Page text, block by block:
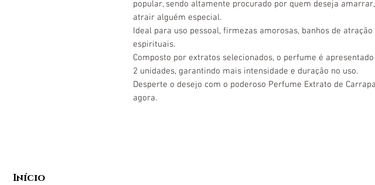
popular, sendo altamente procurado por quem deseja
atrair alguém especial.
Ideal para uso pessoal, firmezas amorosas, banhos de
espirituais.
Composto por extratos selecionados, o perfume é
2 unidades, garantindo mais intensidade e duração no uso.
Desperte o desejo com o poderoso Perfume Extrato de
agora.
Início